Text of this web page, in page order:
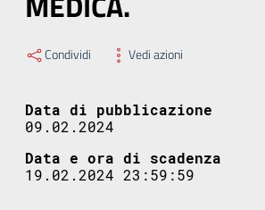
Condividi Vedi azioni
Data di pubblicazione
09.02.2024
Data e ora di scadenza
19.02.2024 23:59:59